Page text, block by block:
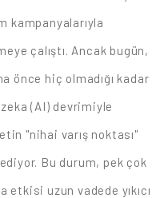
kampanyalarıyla
çalıştı. Ancak bugün,
hiç olmadığı kadar
zeka (AI) devrimiyle
"nihai varış noktası"
Bu durum, pek çok
uzun vadede yıkıcı